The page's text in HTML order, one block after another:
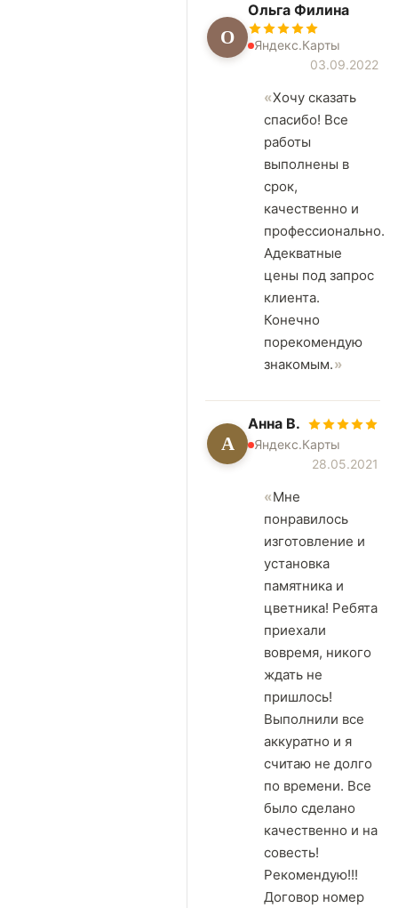
О
Ольга Филина
Яндекс.Карты
03.09.2022
Хочу сказать
спасибо! Все
работы
выполнены в
срок,
качественно и
профессионально.
Адекватные
цены под запрос
клиента.
Конечно
порекомендую
знакомым.
А
Анна В.
Яндекс.Карты
28.05.2021
Мне
понравилось
изготовление и
установка
памятника и
цветника! Ребята
приехали
вовремя, никого
ждать не
пришлось!
Выполнили все
аккуратно и я
считаю не долго
по времени. Все
было сделано
качественно и на
совесть!
Рекомендую!!!
Договор номер